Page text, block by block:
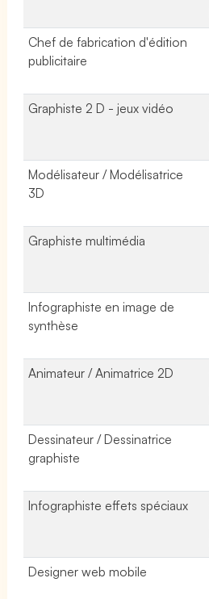
Chef de fabrication d'édition
publicitaire
Graphiste 2 D - jeux vidéo
Modélisateur / Modélisatrice
3D
Graphiste multimédia
Infographiste en image de
synthèse
Animateur / Animatrice 2D
Dessinateur / Dessinatrice
graphiste
Infographiste effets spéciaux
Designer web mobile